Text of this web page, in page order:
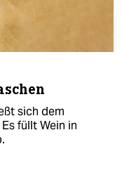
sich dem
füllt Wein in